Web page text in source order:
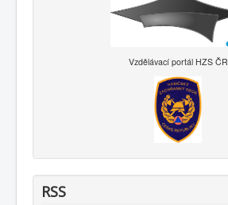
Vzdělávací portál HZS ČR
RSS